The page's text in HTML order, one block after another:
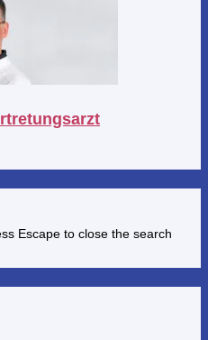
Escape to close the search